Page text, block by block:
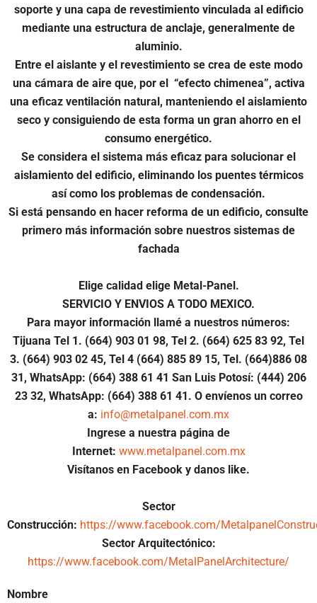
soporte y una capa de revestimiento vinculada al edificio
mediante una estructura de anclaje, generalmente de
aluminio.
Entre el aislante y el revestimiento se crea de este modo
una cámara de aire que, por el “efecto chimenea”, activa
una eficaz ventilación natural, manteniendo el aislamiento
seco y consiguiendo de esta forma un gran ahorro en el
consumo energético.
Se considera el sistema más eficaz para solucionar el
aislamiento del edificio, eliminando los puentes térmicos
así como los problemas de condensación.
Si está pensando en hacer reforma de un edificio, consulte
primero más información sobre nuestros sistemas de
fachada
Elige calidad elige Metal-Panel.
SERVICIO Y ENVIOS A TODO MEXICO.
Para mayor información llamé a nuestros números:
Tijuana Tel 1. (664) 903 01 98, Tel 2. (664) 625 83 92, Tel
3. (664) 903 02 45, Tel 4 (664) 885 89 15, Tel. (664)886 08
31, WhatsApp: (664) 388 61 41 San Luis Potosí: (444) 206
23 32, WhatsApp: (664) 388 61 41. O envíenos un correo
a: info@metalpanel.com.mx
Ingrese a nuestra página de
Internet: www.metalpanel.com.mx
Visítanos en Facebook y danos like.
Sector
Construcción: https://www.facebook.com/
Sector Arquitectónico:
https://www.facebook.com/MetalPanelArchitecture/
Nombre